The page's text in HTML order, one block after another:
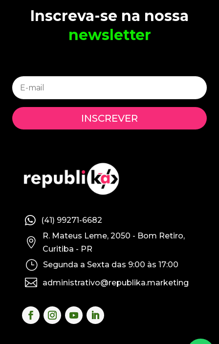
Inscreva-se na nossa
newsletter
INSCREVER
 (41) 99271-6682

R. Mateus Leme, 2050 - Bom Retiro,
Curitiba - PR
} Segunda a Sexta das 9:00 às 17:00
 administrativo@republika.marketing